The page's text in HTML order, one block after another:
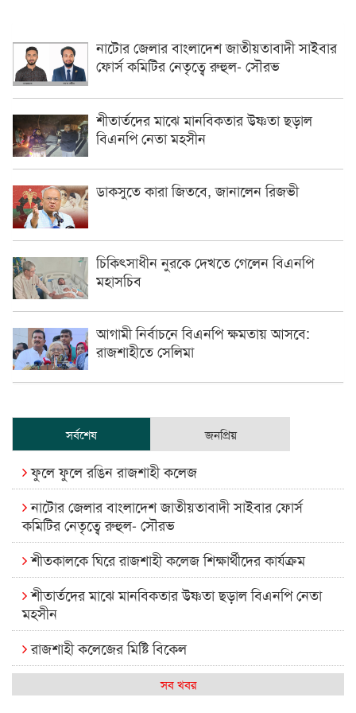
নাটোর জেলার বাংলাদেশ জাতীয়তাবাদী সাইবার
ফোর্স কমিটির নেতৃত্বে রুহুল- সৌরভ
শীতার্তদের মাঝে মানবিকতার উষ্ণতা ছড়াল
বিএনপি নেতা মহসীন
ডাকসুতে কারা জিতবে, জানালেন রিজভী
চিকিৎসাধীন ‍নুরকে দেখতে গেলেন বিএনপি
মহাসচিব
আগামী নির্বাচনে বিএনপি ক্ষমতায় আসবে:
রাজশাহীতে সেলিমা
সর্বশেষ জনপ্রিয়
ফুলে ফুলে রঙিন রাজশাহী কলেজ
নাটোর জেলার বাংলাদেশ জাতীয়তাবাদী সাইবার ফোর্স
কমিটির নেতৃত্বে রুহুল- সৌরভ
শীতকালকে ঘিরে রাজশাহী কলেজ শিক্ষার্থীদের কার্যক্রম
শীতার্তদের মাঝে মানবিকতার উষ্ণতা ছড়াল বিএনপি নেতা
মহসীন
রাজশাহী কলেজের মিষ্টি বিকেল
কেমন আছে আমাদের দেশের মধ্যবিত্তরা
সব খবর